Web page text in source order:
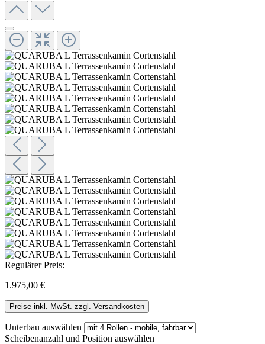
Regulärer Preis:
1.975,00 €
Preise inkl. MwSt. zzgl. Versandkosten
Unterbau auswählen
Scheibenanzahl und Position auswählen